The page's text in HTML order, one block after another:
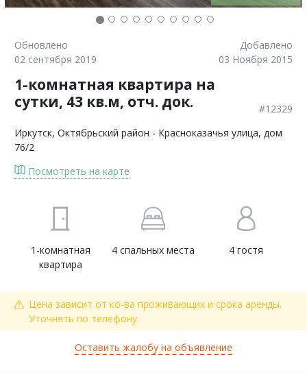
Обновлено
02 сентября 2019
Добавлено
03 Ноября 2015
1-комнатная квартира на
сутки, 43 кв.м, отч. док.
#12329
Иркутск, Октябрьский район - Красноказачья улица, дом
76/2
Посмотреть на карте
1-комнатная
квартира
4 спальных места 4 гостя
Цена зависит от ко-ва проживающих и срока аренды.
Уточнять по телефону.
Оставить жалобу на объявление